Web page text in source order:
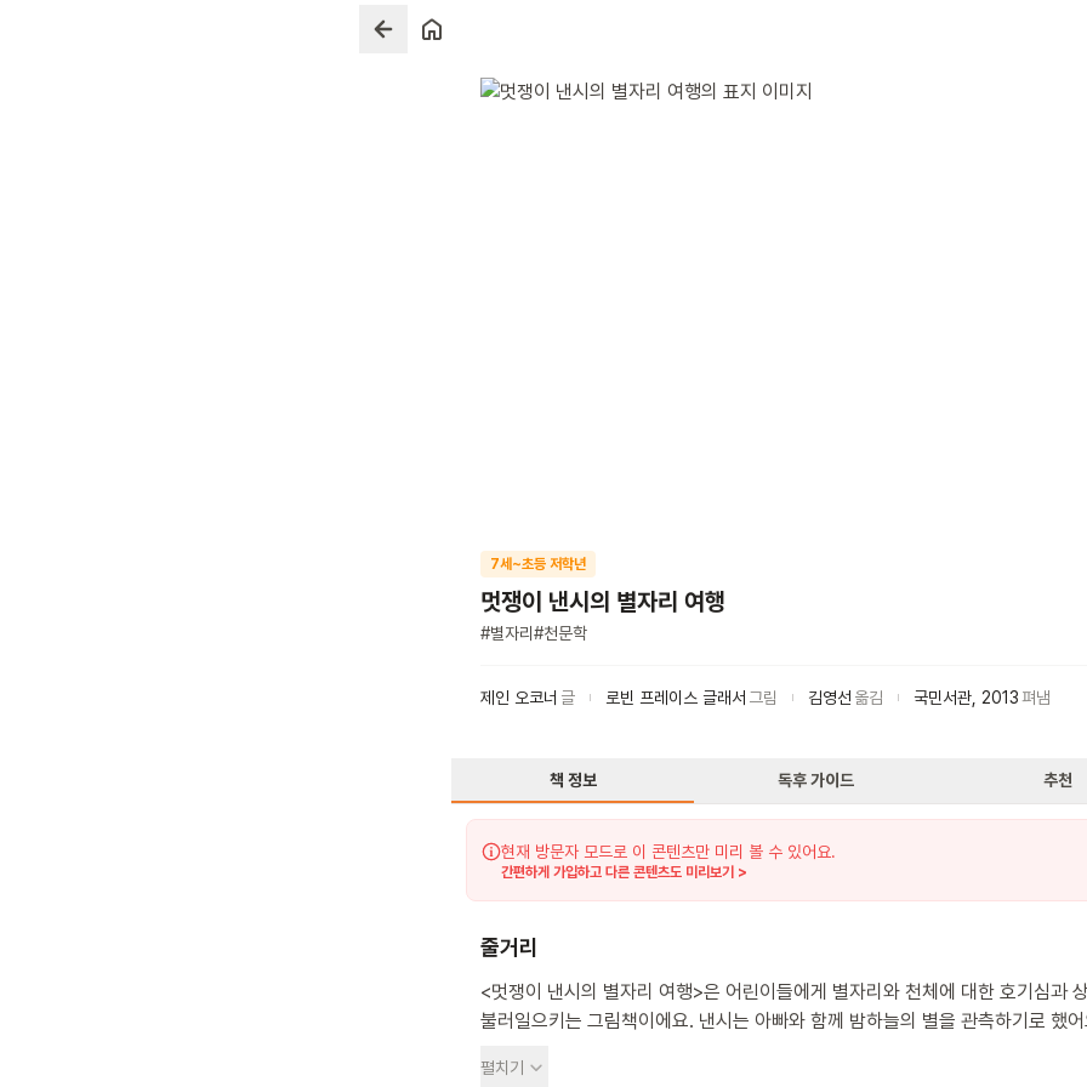
7세~초등 저학년
멋쟁이 낸시의 별자리 여행
#별자리 #천문학
제인 오코너 글 로빈 프레이스 글래서 그림 김영선 옮김 국민서관 2013펴냄
책 정보 독후 가이드 추천
현재 방문자 모드로 이 콘텐츠만 미리 볼 수 있어요.
간편하게 가입하고 다른 콘텐츠도 미리보기 >
줄거리
<멋쟁이 낸시의 별자리 여행>은 어린이들에게 별자리와 천체에 대한 호기심과
불러일으키는 그림책이에요. 낸시는 아빠와 함께 밤하늘의 별을 관측하기로 했어요.
낸시에게 별자리와 천체에 대한 흥미로운 이야기를 들려주며 상상의 나래를 펼치
펼치기